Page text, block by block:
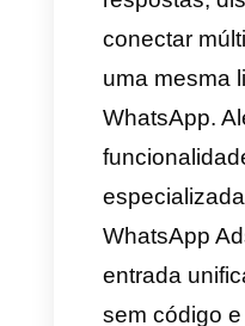
A
para
4. O